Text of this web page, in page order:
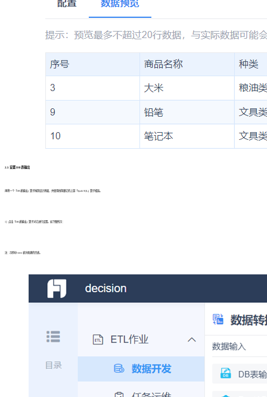
2.5 设置 DB 表输出
再将一个「DB表输出」算子拖到设计界面，并使用线条跟它的上游「Spark SQL」算子相连。
1）点击「DB表输出」算子对它进行设置。如下图所示：
注：示例中 xinxi 表为新建的空表。